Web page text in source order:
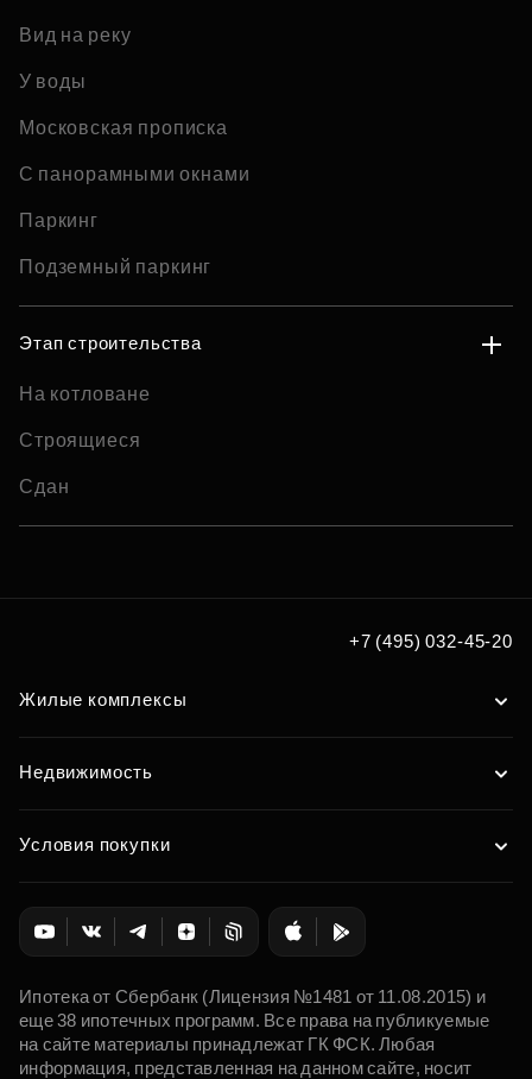
Вид на реку
У воды
Московская прописка
С панорамными окнами
Паркинг
Подземный паркинг
Этап строительства
На котловане
Строящиеся
Сдан
+7 (495) 032-45-20
Жилые комплексы
Недвижимость
Условия покупки
Ипотека от Сбербанк (Лицензия №1481 от 11.08.2015) и
еще 38 ипотечных программ. Все права на публикуемые
на сайте материалы принадлежат ГК ФСК. Любая
информация, представленная на данном сайте, носит